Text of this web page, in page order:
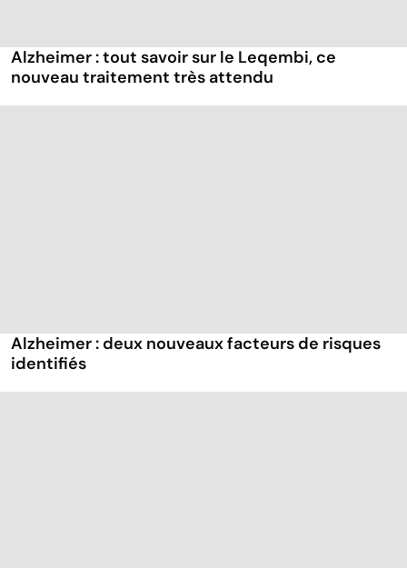
Alzheimer : tout savoir sur le Leqembi, ce
nouveau traitement très attendu
Alzheimer : deux nouveaux facteurs de risques
identifiés